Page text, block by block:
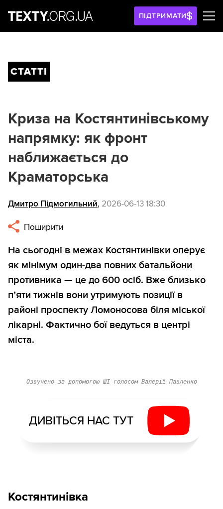
ПІДТРИМАТИ
СТАТТІ
Криза на Костянтинівському
напрямку: як фронт
наближається до
Краматорська
Дмитро Підмогильний, 2026-06-13 18:30
Поширити
На сьогодні в межах Костянтинівки оперує
як мінімум один-два повних батальйони
противника — це до 600 осіб. Вже близько
п’яти тижнів вони утримують позиції в
районі проспекту Ломоносова біля міської
лікарні. Фактично бої ведуться в центрі
міста.
Озвучено за допомогою ШІ голосом Валерії Павленко
ДИВІТЬСЯ НАС ТУТ
Костянтинівка